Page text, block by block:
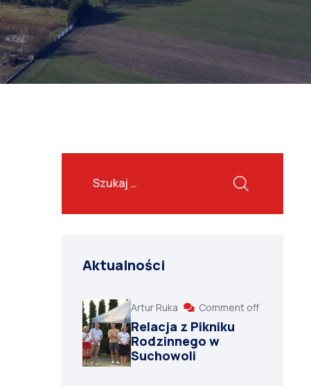
Aktualności
Artur Ruka Comment off
Relacja z Pikniku
Rodzinnego w
Suchowoli